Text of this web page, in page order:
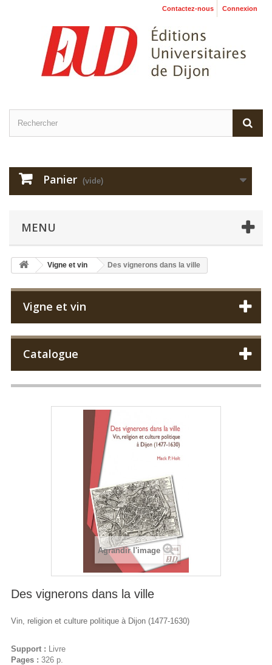
Connexion
Contactez-nous
Panier (vide)
MENU
Vigne et vin Des vignerons dans la ville
Vigne et vin
Catalogue
Agrandir l'image
Des vignerons dans la ville
Vin, religion et culture politique à Dijon (1477-1630)
Support : Livre
Pages : 326 p.